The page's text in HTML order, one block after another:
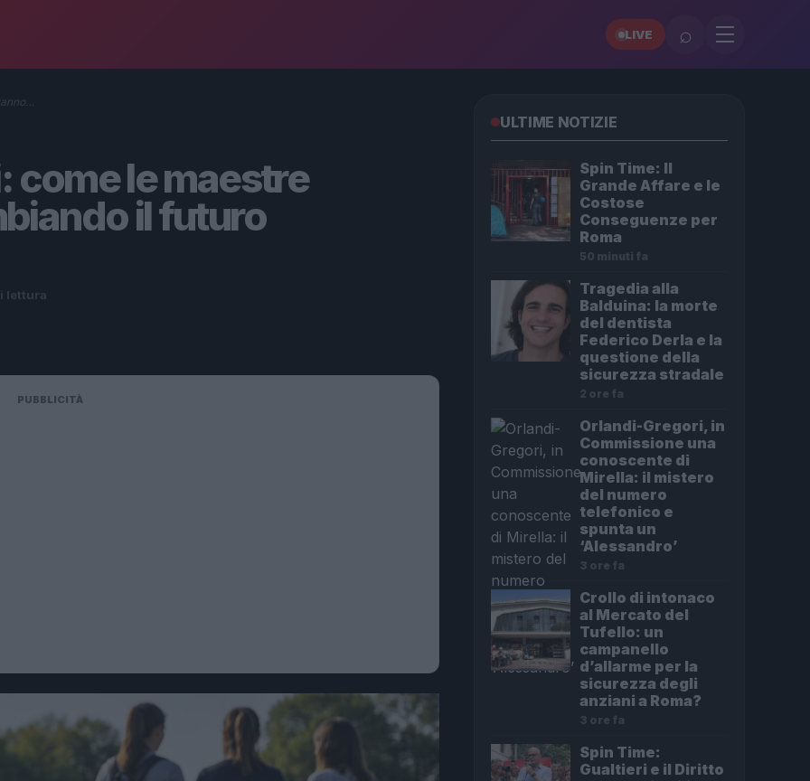
LIVE ⌕
come le maestre
il futuro
lettura
PUBBLICITÀ
ULTIME NOTIZIE
Spin Time: Il
Grande Affare e le
Costose
Conseguenze per
Roma
50 minuti fa
Tragedia alla
Balduina: la morte
del dentista
Federico Derla e la
questione della
sicurezza stradale
2 ore fa
Orlandi-Gregori, in
Commissione una
conoscente di
Mirella: il mistero
del numero
telefonico e
spunta un
‘Alessandro’
3 ore fa
Crollo di intonaco
al Mercato del
Tufello: un
campanello
d’allarme per la
sicurezza degli
anziani a Roma?
3 ore fa
Spin Time:
Gualtieri e il Diritto